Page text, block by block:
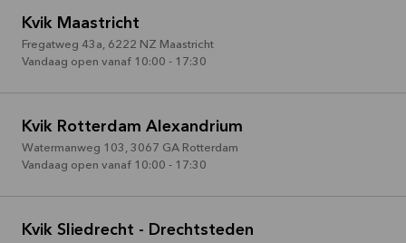
Kvik Maastricht
Fregatweg 43a, 6222 NZ Maastricht
Vandaag open vanaf 10:00 - 17:30
Kvik Rotterdam Alexandrium
Watermanweg 103 , 3067 GA Rotterdam
Vandaag open vanaf 10:00 - 17:30
Kvik Sliedrecht - Drechtsteden